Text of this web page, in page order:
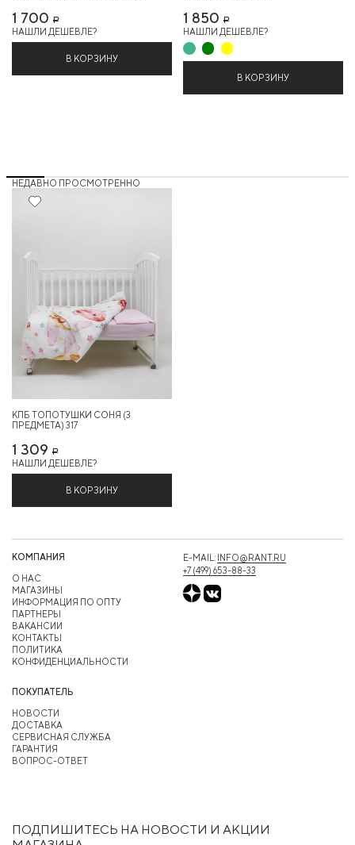
1 700 Р
НАШЛИ ДЕШЕВЛЕ?
В КОРЗИНУ
1 850 Р
НАШЛИ ДЕШЕВЛЕ?
В КОРЗИНУ
НЕДАВНО ПРОСМОТРЕННО
КПБ ТОПОТУШКИ СОНЯ (3
ПРЕДМЕТА) 317
1 309 Р
НАШЛИ ДЕШЕВЛЕ?
В КОРЗИНУ
ПОДПИШИТЕСЬ НА НОВОСТИ И АКЦИИ
КОМПАНИЯ
О НАС
МАГАЗИНЫ
ИНФОРМАЦИЯ ПО ОПТУ
ПАРТНЕРЫ
ВАКАНСИИ
КОНТАКТЫ
ПОЛИТИКА
КОНФИДЕНЦИАЛЬНОСТИ
ПОКУПАТЕЛЬ
НОВОСТИ
ДОСТАВКА
СЕРВИСНАЯ СЛУЖБА
ГАРАНТИЯ
ВОПРОС-ОТВЕТ
E-MAIL: INFO@RANT.RU
+7 (499) 653-88-33